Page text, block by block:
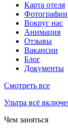
Карта отеля
Фотографии
Вокруг нас
Анимация
Отзывы
Вакансии
Блог
Документы
Смотреть все
Ультра всё
Чем заняться